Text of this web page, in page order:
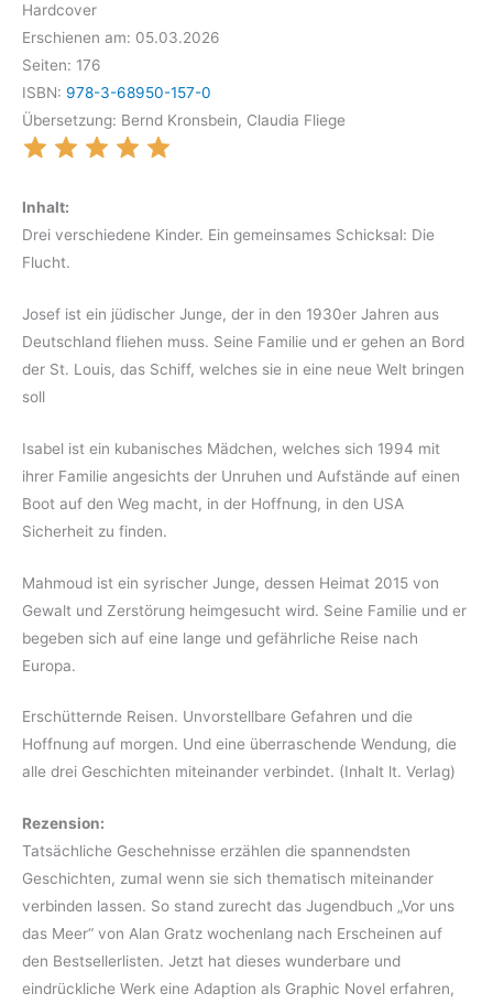
Hardcover
Erschienen am: 05.03.2026
Seiten: 176
ISBN: 978-3-68950-157-0
Übersetzung: Bernd Kronsbein, Claudia Fliege
Inhalt:
Drei verschiedene Kinder. Ein gemeinsames Schicksal: Die
Flucht.
Josef ist ein jüdischer Junge, der in den 1930er Jahren aus
Deutschland fliehen muss. Seine Familie und er gehen an Bord
der St. Louis, das Schiff, welches sie in eine neue Welt bringen
soll
Isabel ist ein kubanisches Mädchen, welches sich 1994 mit
ihrer Familie angesichts der Unruhen und Aufstände auf einen
Boot auf den Weg macht, in der Hoffnung, in den USA
Sicherheit zu finden.
Mahmoud ist ein syrischer Junge, dessen Heimat 2015 von
Gewalt und Zerstörung heimgesucht wird. Seine Familie und er
begeben sich auf eine lange und gefährliche Reise nach
Europa.
Erschütternde Reisen. Unvorstellbare Gefahren und die
Hoffnung auf morgen. Und eine überraschende Wendung, die
alle drei Geschichten miteinander verbindet. (Inhalt lt. Verlag)
Rezension:
Tatsächliche Geschehnisse erzählen die spannendsten
Geschichten, zumal wenn sie sich thematisch miteinander
verbinden lassen. So stand zurecht das Jugendbuch „Vor uns
das Meer“ von Alan Gratz wochenlang nach Erscheinen auf
den Bestsellerlisten. Jetzt hat dieses wunderbare und
eindrückliche Werk eine Adaption als Graphic Novel erfahren,